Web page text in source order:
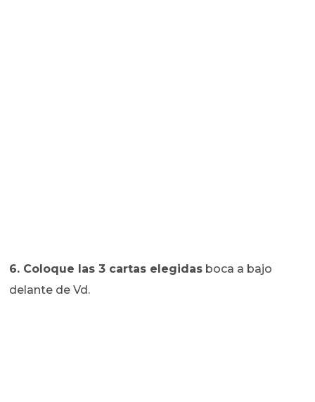
6. Coloque las 3 cartas elegidas boca a bajo
delante de Vd.